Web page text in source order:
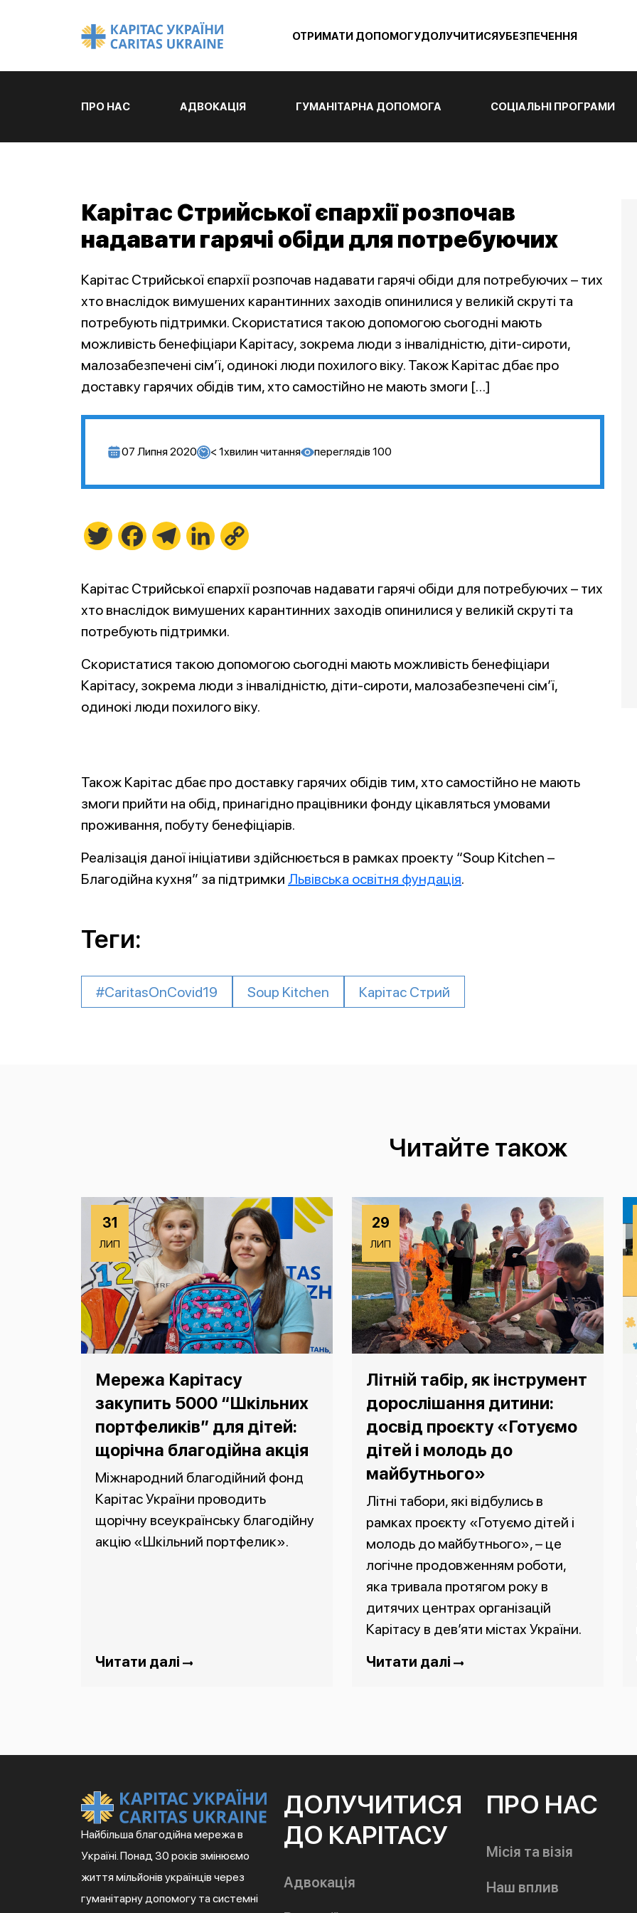
ОТРИМАТИ ДОПОМОГУДОЛУЧИТИСЯУБЕЗПЕЧЕННЯ
ПРО НАС АДВОКАЦІЯ ГУМАНІТАРНА ДОПОМОГА СОЦІАЛЬНІ ПРОГРАМИ
Карітас Стрийської єпархії розпочав
надавати гарячі обіди для потребуючих
Карітас Стрийської єпархії розпочав надавати гарячі обіди для потребуючих – тих
хто внаслідок вимушених карантинних заходів опинилися у великій скруті та
потребують підтримки. Скористатися такою допомогою сьогодні мають
можливість бенефіціари Карітасу, зокрема люди з інвалідністю, діти-сироти,
малозабезпечені сім’ї, одинокі люди похилого віку. Також Карітас дбає про
доставку гарячих обідів тим, хто самостійно не мають змоги […]
07 Липня 2020 < 1хвилин читання переглядів 100
Twitter FacebookTelegramLinkedIn
Карітас Стрийської єпархії розпочав надавати гарячі обіди для потребуючих – тих
хто внаслідок вимушених карантинних заходів опинилися у великій скруті та
потребують підтримки.
Скористатися такою допомогою сьогодні мають можливість бенефіціари
Карітасу, зокрема люди з інвалідністю, діти-сироти, малозабезпечені сім’ї,
одинокі люди похилого віку.
Також Карітас дбає про доставку гарячих обідів тим, хто самостійно не мають
змоги прийти на обід, принагідно працівники фонду цікавляться умовами
проживання, побуту бенефіціарів.
Реалізація даної ініціативи здійснюється в рамках проекту “Soup Kitchen –
Благодійна кухня” за підтримки Львівська освітня фундація.
Теги:
#CaritasOnCovid19 Soup Kitchen Карітас Стрий
Читайте також
31
ЛИП
Мережа Карітасу
закупить 5000 “Шкільних
портфеликів” для дітей:
щорічна благодійна акція
Міжнародний благодійний фонд
Карітас України проводить
щорічну всеукраїнську благодійну
акцію «Шкільний портфелик».
Читати далі
29
ЛИП
Літній табір, як інструмент
дорослішання дитини:
досвід проєкту «Готуємо
дітей і молодь до
майбутнього»
Літні табори, які відбулись в
рамках проєкту «Готуємо дітей і
молодь до майбутнього», – це
логічне продовженням роботи,
яка тривала протягом року в
дитячих центрах організацій
Карітасу в дев’яти містах України.
Читати далі
Найбільша благодійна мережа в
Україні. Понад 30 років змінюємо
життя мільйонів українців через
гуманітарну допомогу та системні
ДОЛУЧИТИСЯ
ДО КАРІТАСУ
Адвокація
ПРО НАС
Місія та візія
Наш вплив